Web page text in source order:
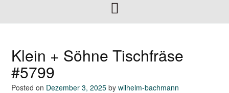
Klein + Söhne Tischfräse
#5799
Posted on Dezember 3, 2025 by wilhelm-bachmann